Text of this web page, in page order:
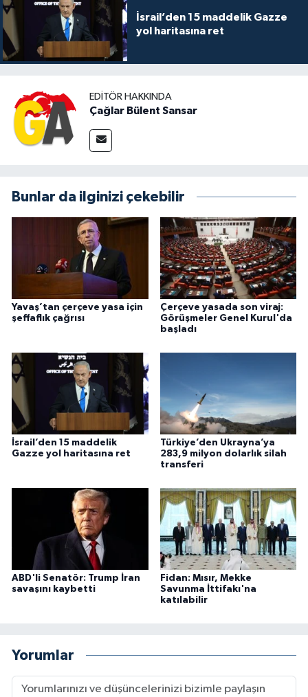
İsrail’den 15 maddelik Gazze
yol haritasına ret
EDITÖR HAKKINDA
Çağlar Bülent Sansar
Bunlar da ilginizi çekebilir
Yavaş’tan çerçeve yasa için
şeffaflık çağrısı
Çerçeve yasada son viraj:
Görüşmeler Genel Kurul'da
başladı
İsrail’den 15 maddelik
Gazze yol haritasına ret
Türkiye’den Ukrayna’ya
283,9 milyon dolarlık silah
transferi
ABD'li Senatör: Trump İran
savaşını kaybetti
Fidan: Mısır, Mekke
Savunma İttifakı'na
katılabilir
Yorumlar